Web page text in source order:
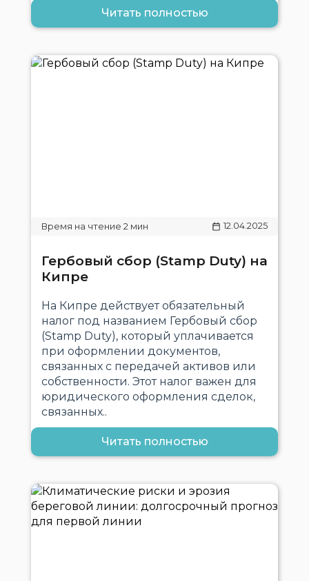
Читать полностью
12.04.2025
Гербовый сбор (Stamp Duty) на
Кипре
На Кипре действует обязательный
налог под названием Гербовый сбор
(Stamp Duty), который уплачивается
при оформлении документов,
связанных с передачей активов или
собственности. Этот налог важен для
юридического оформления сделок,
связанных..
Читать полностью